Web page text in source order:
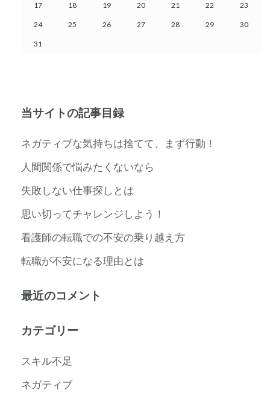
17 18 19 20 21 22 23
24 25 26 27 28 29 30
31
当サイトの記事目録
ネガティブな気持ちは捨てて、まず行動！
人間関係で悩みたくないなら
失敗しない仕事探しとは
思い切ってチャレンジしよう！
看護師の転職での不安の乗り越え方
転職が不安になる理由とは
最近のコメント
カテゴリー
スキル不足
ネガティブ